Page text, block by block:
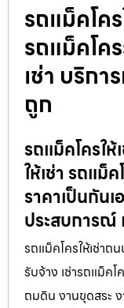
รถแม็คโค
รถแม็คโค
เช่า บริก
ถูก
รถแม็คโครใ
ให้เช่า รถแม็
ราคาเป็นกัน
ประสบการณ์
รถแม็คโครให้เช่าถ
รับจ้าง เช่ารถแม็ค
ถมดิน งานขุดสระ